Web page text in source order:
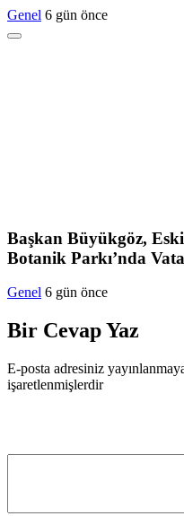
Genel 6 gün önce
Başkan Büyükgöz,
Botanik Parkı’nda
Genel 6 gün önce
Bir Cevap Yaz
E-posta adresiniz
işaretlenmişlerdir